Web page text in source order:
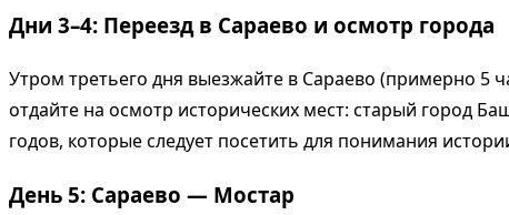
Дни 3–4: Переезд в Сараево и осмотр города
Утром третьего дня выезжайте в Сараево (примерно 5
отдайте на осмотр исторических мест: старый город
годов, которые следует посетить для понимания
День 5: Сараево — Мостар